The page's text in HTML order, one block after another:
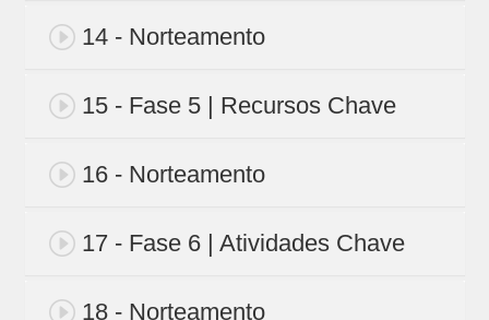
14 - Norteamento
15 - Fase 5 | Recursos Chave
16 - Norteamento
17 - Fase 6 | Atividades Chave
18 - Norteamento